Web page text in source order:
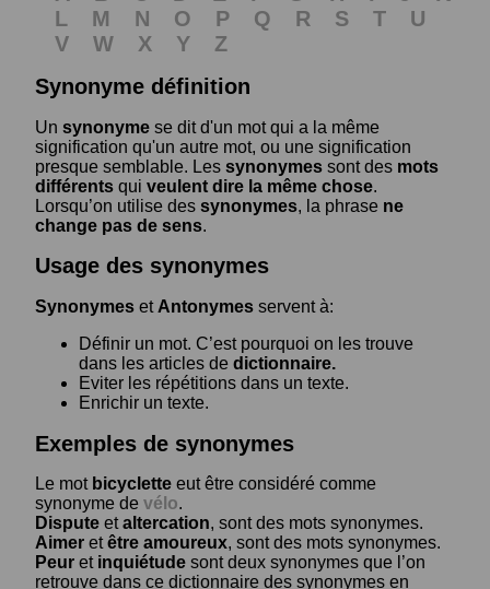
L
M N O P Q R S T
U
V
W X Y
Z
Synonyme définition
Un synonyme se dit d'un mot qui a la même
signification qu'un autre mot, ou une signification
presque semblable. Les synonymes sont des mots
différents qui veulent dire la même chose.
Lorsqu’on utilise des synonymes, la phrase ne
change pas de sens.
Usage des synonymes
Synonymes et Antonymes servent à:
Définir un mot. C’est pourquoi on les trouve
dans les articles de dictionnaire.
Eviter les répétitions dans un texte.
Enrichir un texte.
Exemples de synonymes
Le mot bicyclette eut être considéré comme
synonyme de vélo.
Dispute etaltercation, sont des mots synonymes.
Aimer etêtre amoureux, sont des mots synonymes.
Peur et inquiétude sont deux synonymes que l’on
retrouve dans ce dictionnaire des synonymes en